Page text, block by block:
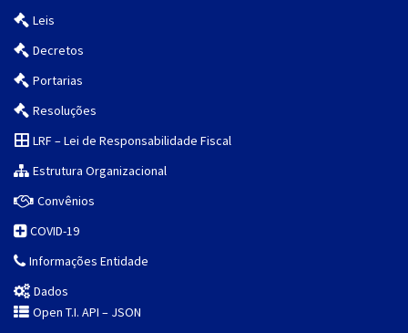
Leis
Decretos
Portarias
Resoluções
LRF – Lei de Responsabilidade Fiscal
Estrutura Organizacional
Convênios
COVID-19
Informações Entidade
Dados
Open T.I. API – JSON